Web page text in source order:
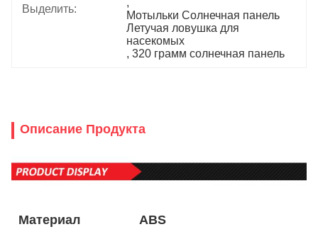
Выделить:
,
Мотыльки Солнечная панель
Летучая ловушка для
насекомых
, 320 грамм солнечная панель
Описание Продукта
Материал
ABS